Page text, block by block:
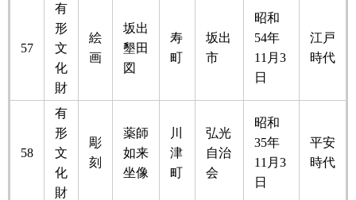
57
有
形
文
化
財
絵
画
坂出
墾田
図
寿
町
坂出
市
昭和
54年
11月3
日
江戸
時代
58
有
形
文
化
財
彫
刻
薬師
如来
坐像
川
津
町
弘光
自治
会
昭和
35年
11月3
日
平安
時代